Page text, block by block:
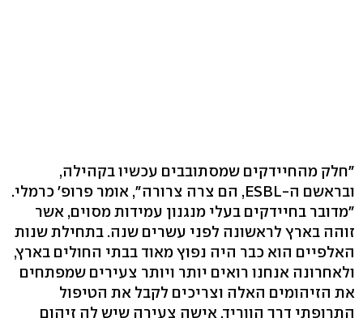
"חלק מהחיידקים שמסתובבים עכשיו בקהילה,
ובראשם ה‭,ESBL-‬ הם צרה צרורה‭,"‬ אומר פרופ' כרמלי.
"מדובר בחיידקים בעלי מנגנון עמידות מסוים, אשר
זוהה בארץ לראשונה לפני עשרים שנה. בתחילת שנות
האלפיים הוא כבר היה נפוץ מאוד בבתי החולים בארץ,
ולאחרונה אנחנו רואים יותר ויותר צעירים שמפתחים
את הזיהומים האלה וצריכים לקבל את הטיפול
התרופתי דרך הווריד. אישה צעירה שיש לה זיהום